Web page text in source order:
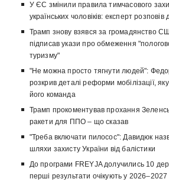
У ЄС змінили правила тимчасового
українських чоловіків: експерт розповів
Трамп знову взявся за громадянство
підписав укази про обмеження
туризму"
"Не можна просто тягнути людей":
розкрив деталі реформи мобілізації,
його команда
Трамп прокоментував прохання
ракети для ППО – що сказав
"Треба включати пилосос": Давидюк
шляхи захисту України від балістики
До програми FREYJA долучились 10
перші результати очікують у 2026–2027